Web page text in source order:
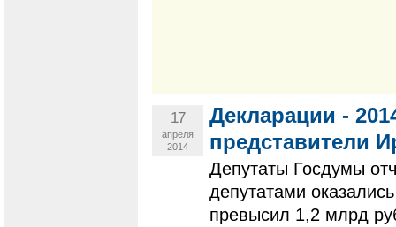
17
апреля
2014
Декларации -
представители
Депутаты Госдумы
депутатами
превысил 1,2 млрд